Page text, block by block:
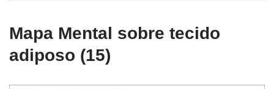
Mapa Mental sobre tecido
adiposo (15)